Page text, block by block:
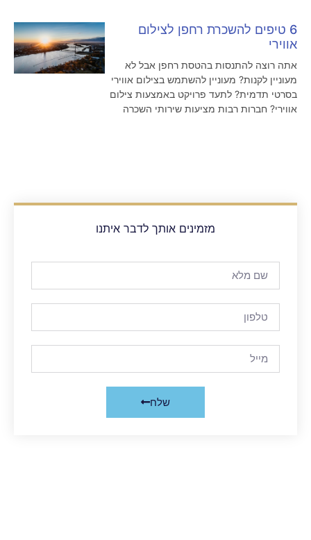
6 טיפים להשכרת רחפן לצילום
אווירי
אתה רוצה להתנסות בהטסת רחפן אבל לא
מעוניין לקנות? מעוניין להשתמש בצילום אווירי
בסרטי תדמית? לתעד פרויקט באמצעות צילום
אווירי? חברות רבות מציעות שירותי השכרה
מזמינים אותך לדבר איתנו
שלח